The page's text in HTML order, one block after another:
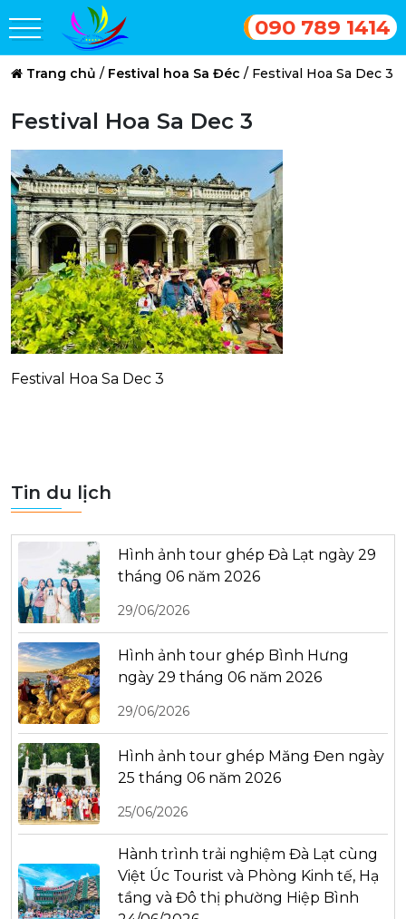
090 789 1414
Trang chủ / Festival hoa Sa Đéc / Festival Hoa Sa Dec 3
Festival Hoa Sa Dec 3
Festival Hoa Sa Dec 3
Tin du lịch
Hình ảnh tour ghép Đà Lạt ngày 29
tháng 06 năm 2026
29/06/2026
Hình ảnh tour ghép Bình Hưng
ngày 29 tháng 06 năm 2026
29/06/2026
Hình ảnh tour ghép Măng Đen ngày
25 tháng 06 năm 2026
25/06/2026
Hành trình trải nghiệm Đà Lạt cùng
Việt Úc Tourist và Phòng Kinh tế, Hạ
tầng và Đô thị phường Hiệp Bình